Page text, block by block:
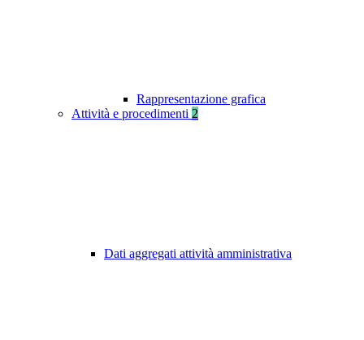
Rappresentazione grafica
Attività e procedimenti 2
Dati aggregati attività amministrativa